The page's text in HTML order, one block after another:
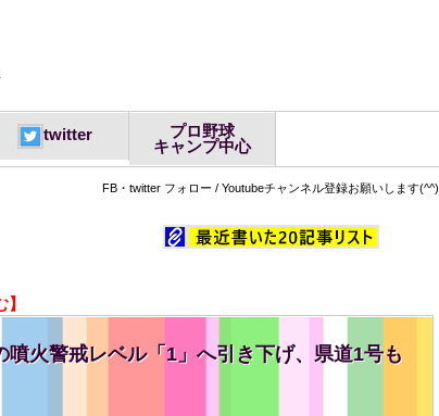
twitter
プロ野球
キャンプ中心
FB・twitter フォロー / Youtubeチャンネル登録お願いします(^^)
噴火警戒レベル「1」へ引き下げ、県道1号も